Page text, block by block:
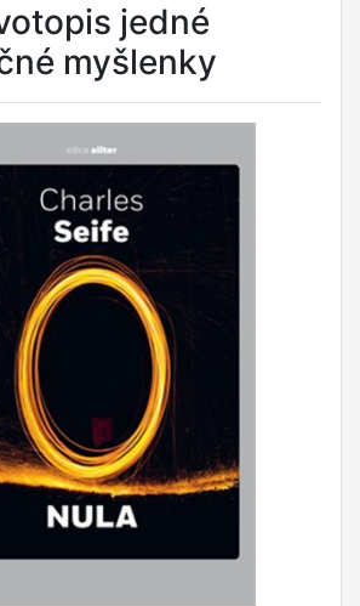
jedné
myšlenky